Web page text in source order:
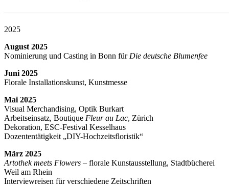
2025
August 2025
Nominierung und Casting in Bonn für Die deutsche Blumenfee
Juni 2025
Florale Installationskunst, Kunstmesse
Mai 2025
Visual Merchandising, Optik Burkart
Arbeitseinsatz, Boutique Fleur au Lac, Zürich
Dekoration, ESC-Festival Kesselhaus
Dozententätigkeit „DIY-Hochzeitsfloristik“
März 2025
Artothek meets Flowers – florale Kunstausstellung, Stadtbücherei
Weil am Rhein
Interviewreisen für verschiedene Zeitschriften